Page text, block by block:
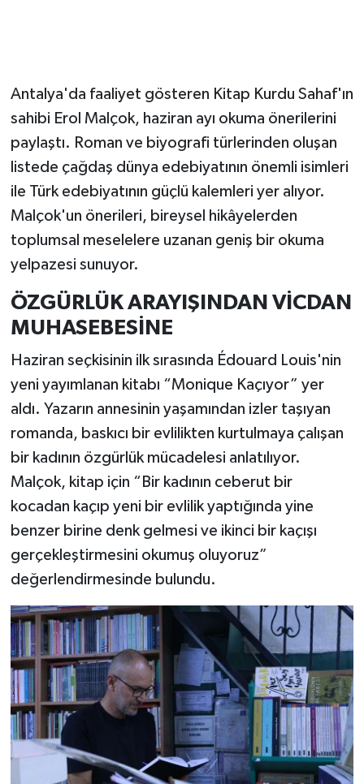
Antalya'da faaliyet gösteren Kitap Kurdu Sahaf'ın
sahibi Erol Malçok, haziran ayı okuma önerilerini
paylaştı. Roman ve biyografi türlerinden oluşan
listede çağdaş dünya edebiyatının önemli isimleri
ile Türk edebiyatının güçlü kalemleri yer alıyor.
Malçok'un önerileri, bireysel hikâyelerden
toplumsal meselelere uzanan geniş bir okuma
yelpazesi sunuyor.
ÖZGÜRLÜK ARAYIŞINDAN VİCDAN
MUHASEBESİNE
Haziran seçkisinin ilk sırasında Édouard Louis'nin
yeni yayımlanan kitabı “Monique Kaçıyor” yer
aldı. Yazarın annesinin yaşamından izler taşıyan
romanda, baskıcı bir evlilikten kurtulmaya çalışan
bir kadının özgürlük mücadelesi anlatılıyor.
Malçok, kitap için “Bir kadının ceberut bir
kocadan kaçıp yeni bir evlilik yaptığında yine
benzer birine denk gelmesi ve ikinci bir kaçışı
gerçekleştirmesini okumuş oluyoruz”
değerlendirmesinde bulundu.